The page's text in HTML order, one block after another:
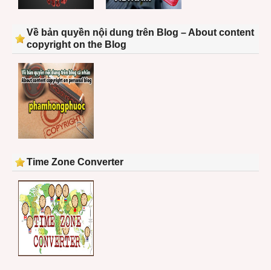
Về bản quyền nội dung trên Blog – About content
copyright on the Blog
Time Zone Converter